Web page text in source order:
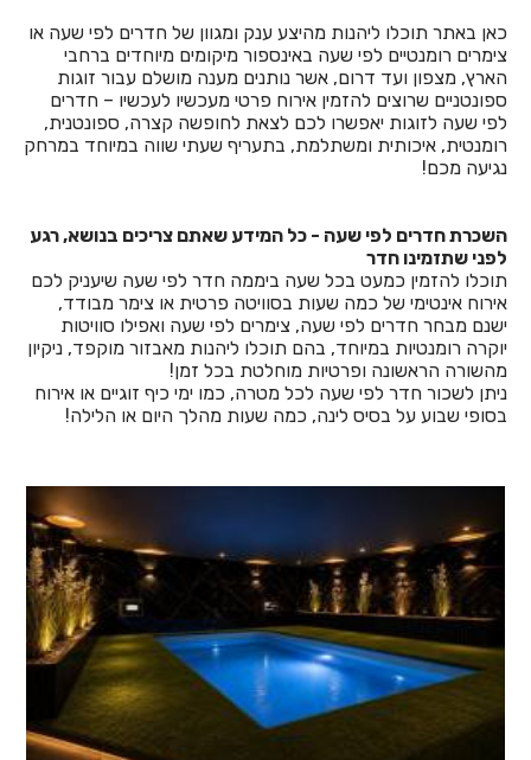
כאן באתר תוכלו ליהנות מהיצע ענק ומגוון של חדרים לפי שעה או
צימרים רומנטיים לפי שעה באינספור מיקומים מיוחדים ברחבי
הארץ, מצפון ועד דרום, אשר נותנים מענה מושלם עבור זוגות
ספונטניים שרוצים להזמין אירוח פרטי מעכשיו לעכשיו – חדרים
לפי שעה לזוגות יאפשרו לכם לצאת לחופשה קצרה, ספונטנית,
רומנטית, איכותית ומשתלמת, בתעריף שעתי שווה במיוחד במרחק
נגיעה מכם!
השכרת חדרים לפי שעה - כל המידע שאתם צריכים בנושא, רגע
לפני שתזמינו חדר
תוכלו להזמין כמעט בכל שעה ביממה חדר לפי שעה שיעניק לכם
אירוח אינטימי של כמה שעות בסוויטה פרטית או צימר מבודד,
ישנם מבחר חדרים לפי שעה, צימרים לפי שעה ואפילו סוויטות
יוקרה רומנטיות במיוחד, בהם תוכלו ליהנות מאבזור מוקפד, ניקיון
מהשורה הראשונה ופרטיות מוחלטת בכל זמן!
ניתן לשכור חדר לפי שעה לכל מטרה, כמו ימי כיף זוגיים או אירוח
בסופי שבוע על בסיס לינה, כמה שעות מהלך היום או הלילה!